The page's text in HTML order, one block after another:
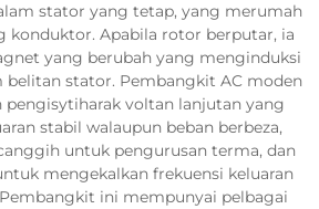
stator yang tetap, yang merumah
konduktor. Apabila rotor berputar, ia
yang berubah yang menginduksi
belitan stator. Pembangkit AC moden
pengisytiharak voltan lanjutan yang
stabil walaupun beban berbeza,
untuk pengurusan terma, dan
mengekalkan frekuensi keluaran
ini mempunyai pelbagai